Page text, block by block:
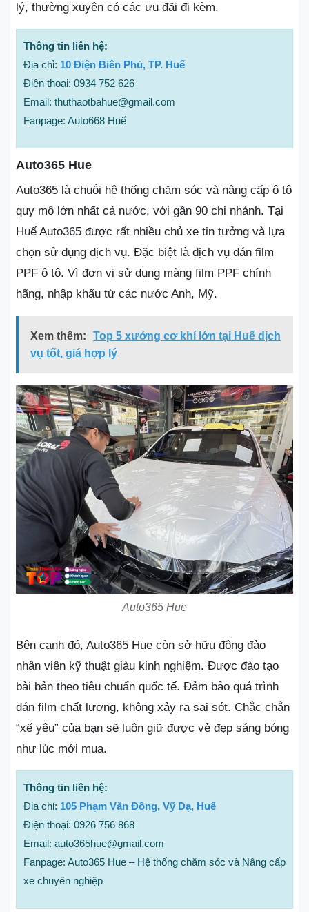
lý, thường xuyên có các ưu đãi đi kèm.
Thông tin liên hệ:
Địa chỉ: 10 Điện Biên Phủ, TP. Huế
Điện thoại: 0934 752 626
Email: thuthaotbahue@gmail.com
Fanpage: Auto668 Huế
Auto365 Hue
Auto365 là chuỗi hệ thống chăm sóc và nâng cấp ô tô
quy mô lớn nhất cả nước, với gần 90 chi nhánh. Tại
Huế Auto365 được rất nhiều chủ xe tin tưởng và lựa
chọn sử dụng dịch vụ. Đặc biệt là dịch vụ dán film
PPF ô tô. Vì đơn vị sử dụng màng film PPF chính
hãng, nhập khẩu từ các nước Anh, Mỹ.
Xem thêm:
Top 5 xưởng cơ khí lớn tại Huế dịch
vụ tốt, giá hợp lý
Auto365 Hue
Bên cạnh đó, Auto365 Hue còn sở hữu đông đảo
nhân viên kỹ thuật giàu kinh nghiệm. Được đào tạo
bài bản theo tiêu chuẩn quốc tế. Đảm bảo quá trình
dán film chất lượng, không xảy ra sai sót. Chắc chắn
“xế yêu” của bạn sẽ luôn giữ được vẻ đẹp sáng bóng
như lúc mới mua.
Thông tin liên hệ:
Địa chỉ: 105 Phạm Văn Đồng, Vỹ Dạ, Huế
Điện thoại: 0926 756 868
Email: auto365hue@gmail.com
Fanpage: Auto365 Hue – Hệ thống chăm sóc và Nâng cấp
xe chuyên nghiệp